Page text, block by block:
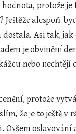
protože
alespoň,
Asi tak,
je obvinění
nebo nechtějí
protože
že je to ještě v
oslavování